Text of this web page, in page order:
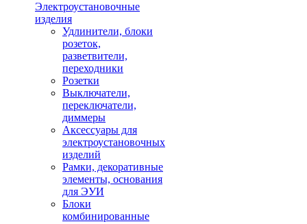
Электроустановочные
изделия
Удлинители, блоки
розеток,
разветвители,
переходники
Розетки
Выключатели,
переключатели,
диммеры
Аксессуары для
электроустановочных
изделий
Рамки, декоративные
элементы, основания
для ЭУИ
Блоки
комбинированные